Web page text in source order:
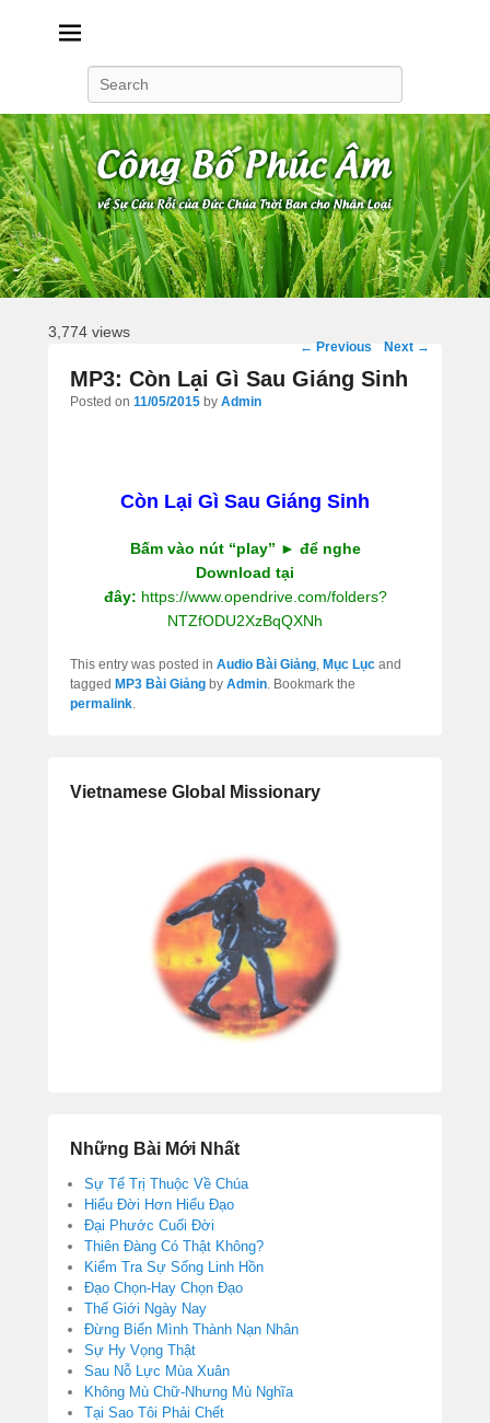
3,774 views
Post
navigation
← Previous Next →
MP3: Còn Lại Gì Sau Giáng Sinh
Posted on 11/05/2015 by Admin
Còn Lại Gì Sau Giáng Sinh
Bấm vào nút “play” ► để nghe
Download tại
đây: https://www.opendrive.com/folders?
NTZfODU2XzBqQXNh
This entry was posted in Audio Bài Giảng, Mục Lục and
tagged MP3 Bài Giảng by Admin. Bookmark the
permalink.
Vietnamese Global Missionary
Những Bài Mới Nhất
Sự Tể Trị Thuộc Về Chúa
Hiểu Đời Hơn Hiểu Đạo
Đại Phước Cuối Đời
Thiên Đàng Có Thật Không?
Kiểm Tra Sự Sống Linh Hồn
Đạo Chọn-Hay Chọn Đạo
Thế Giới Ngày Nay
Đừng Biến Mình Thành Nạn Nhân
Sự Hy Vọng Thật
Sau Nỗ Lực Mùa Xuân
Không Mù Chữ-Nhưng Mù Nghĩa
Tại Sao Tôi Phải Chết